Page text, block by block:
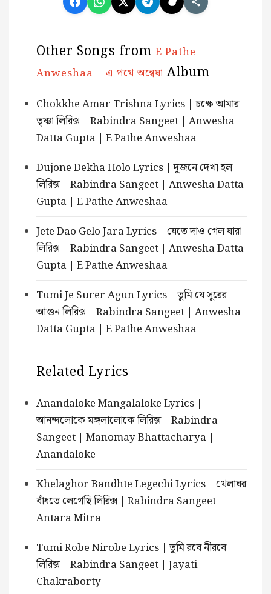
Other Songs from E Pathe
Anweshaa | এ পথে অন্বেষা Album
Chokkhe Amar Trishna Lyrics | চক্ষে আমার
তৃষ্ণা লিরিক্স | Rabindra Sangeet | Anwesha
Datta Gupta | E Pathe Anweshaa
Dujone Dekha Holo Lyrics | দুজনে দেখা হল
লিরিক্স | Rabindra Sangeet | Anwesha Datta
Gupta | E Pathe Anweshaa
Jete Dao Gelo Jara Lyrics | যেতে দাও গেল যারা
লিরিক্স | Rabindra Sangeet | Anwesha Datta
Gupta | E Pathe Anweshaa
Tumi Je Surer Agun Lyrics | তুমি যে সুরের
আগুন লিরিক্স | Rabindra Sangeet | Anwesha
Datta Gupta | E Pathe Anweshaa
Related Lyrics
Anandaloke Mangalaloke Lyrics |
আনন্দলোকে মঙ্গলালোকে লিরিক্স | Rabindra
Sangeet | Manomay Bhattacharya |
Anandaloke
Khelaghor Bandhte Legechi Lyrics | খেলাঘর
বাঁধতে লেগেছি লিরিক্স | Rabindra Sangeet |
Antara Mitra
Tumi Robe Nirobe Lyrics | তুমি রবে নীরবে
লিরিক্স | Rabindra Sangeet | Jayati
Chakraborty